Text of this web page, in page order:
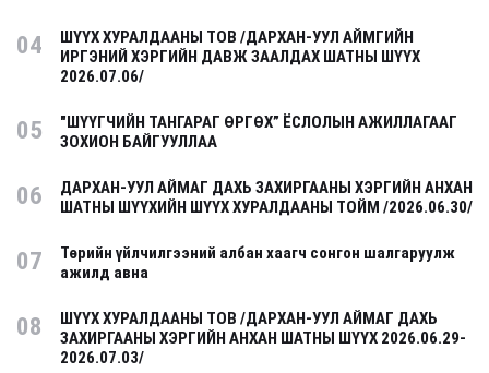
04
ШҮҮХ ХУРАЛДААНЫ ТОВ /ДАРХАН-УУЛ АЙМГИЙН
ИРГЭНИЙ ХЭРГИЙН ДАВЖ ЗААЛДАХ ШАТНЫ ШҮҮХ
2026.07.06/
05
"ШҮҮГЧИЙН ТАНГАРАГ ӨРГӨХ” ЁСЛОЛЫН АЖИЛЛАГААГ
ЗОХИОН БАЙГУУЛЛАА
06
ДАРХАН-УУЛ АЙМАГ ДАХЬ ЗАХИРГААНЫ ХЭРГИЙН АНХАН
ШАТНЫ ШҮҮХИЙН ШҮҮХ ХУРАЛДААНЫ ТОЙМ /2026.06.30/
07
Төрийн үйлчилгээний албан хаагч сонгон шалгаруулж
ажилд авна
08
ШҮҮХ ХУРАЛДААНЫ ТОВ /ДАРХАН-УУЛ АЙМАГ ДАХЬ
ЗАХИРГААНЫ ХЭРГИЙН АНХАН ШАТНЫ ШҮҮХ 2026.06.29-
2026.07.03/